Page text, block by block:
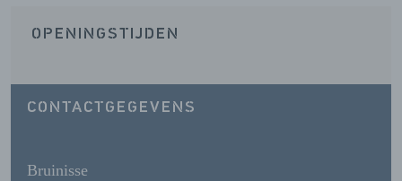
OPENINGSTIJDEN
CONTACTGEGEVENS
Bruinisse